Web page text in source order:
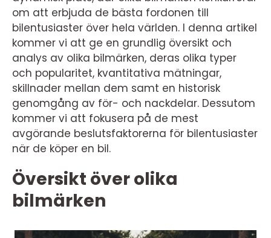
om att erbjuda de bästa fordonen till
bilentusiaster över hela världen. I denna artikel
kommer vi att ge en grundlig översikt och
analys av olika bilmärken, deras olika typer
och popularitet, kvantitativa mätningar,
skillnader mellan dem samt en historisk
genomgång av för- och nackdelar. Dessutom
kommer vi att fokusera på de mest
avgörande beslutsfaktorerna för bilentusiaster
när de köper en bil.
Översikt över olika
bilmärken